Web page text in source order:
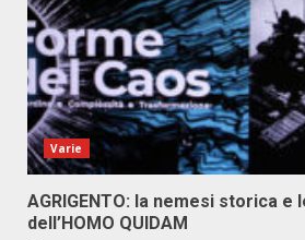
Varie
AGRIGENTO: la nemesi storica
dell’HOMO QUIDAM